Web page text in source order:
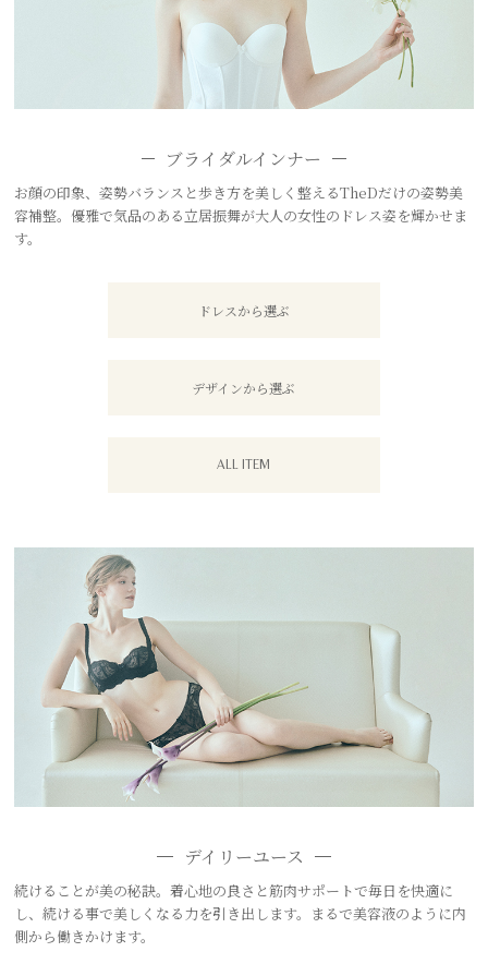
ブライダルインナー
お顔の印象、姿勢バランスと歩き方を美しく整えるTheDだけの姿勢美
容補整。優雅で気品のある立居振舞が大人の女性のドレス姿を輝かせま
す。
ドレスから選ぶ
デザインから選ぶ
ALL ITEM
デイリーユース
続けることが美の秘訣。着心地の良さと筋肉サポートで毎日を快適に
し、続ける事で美しくなる力を引き出します。まるで美容液のように内
側から働きかけます。